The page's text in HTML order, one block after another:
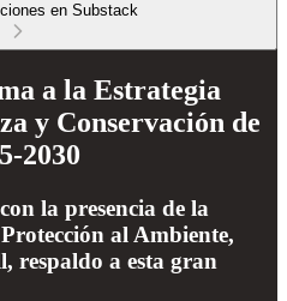
en Substack
a la Estrategia
y Conservación de
2030
la presencia de la
al Ambiente,
respaldo a esta gran